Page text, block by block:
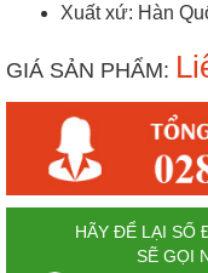
Xuất xứ: Hàn
GIÁ SẢN PHẨM:
HÃY ĐỂ LẠI SỐ
SẼ GỌI